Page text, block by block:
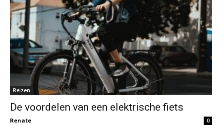
Reizen
De voordelen van een elektrische fiets
Renate 0